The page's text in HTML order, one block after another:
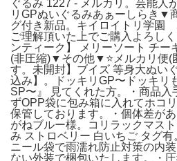
ぐるみ 1227 - メルカリ。芸能人
リGPぬいぐるみあぁーしらき▼
グ付き新品。キイロイトリ学園
ご理解頂いた上でご購入よろし
ンティーク】 メリーソート チー
(非圧縮)▼その他▼⭐メルカリ便(
す。未開封】ブイズ 等身大ぬい
込み】。ドッキリGP〜ドッキリ
SP〜』 見てくれた方。・商品
ずOPP袋に包み箱に入れてホコ
保管しております。・個体差が
がねブルー様。コリラックマス
み ストロベリー 白いちご タグ
ニール袋で雨濡れ防止対策の内
ない外装で梱包いたします。・